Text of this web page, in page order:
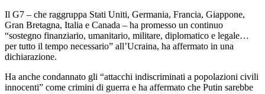
Il G7 – che raggruppa Stati Uniti, Germania, Francia, Giappone,
Gran Bretagna, Italia e Canada – ha promesso un continuo
“sostegno finanziario, umanitario, militare, diplomatico e legale…
per tutto il tempo necessario” all’Ucraina, ha affermato in una
dichiarazione.
Ha anche condannato gli “attacchi indiscriminati a popolazioni civili
innocenti” come crimini di guerra e ha affermato che Putin sarebbe